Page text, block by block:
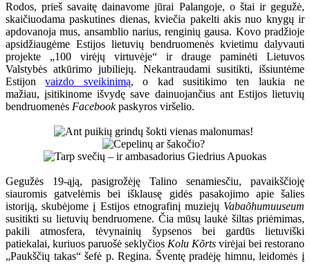
Rodos, prieš savaitę dainavome jūrai Palangoje, o štai ir gegužė,
skaičiuodama paskutines dienas, kviečia pakelti akis nuo knygų ir
apdovanoja mus, ansamblio narius, renginių gausa. Kovo pradžioje
apsidžiaugėme Estijos lietuvių bendruomenės kvietimu dalyvauti
projekte „100 virėjų virtuvėje“ ir drauge paminėti Lietuvos
Valstybės atkūrimo jubiliejų. Nekantraudami susitikti, išsiuntėme
Estijonvaizdo sveikinimą, o kad susitikimo ten laukia ne
mažiau, įsitikinome išvydę save dainuojančius ant Estijos lietuvių
bendruomenės Facebookpaskyros viršelio.
Gegužės 19-ąją, pasigrožėję Talino senamiesčiu, pavaikščioję
siauromis gatvelėmis bei išklausę gidės pasakojimo apie šalies
istoriją, skubėjome į Estijos etnografinį muziejų Vabaõhumuuseum
susitikti su lietuvių bendruomene. Čia mūsų laukė šiltas priėmimas,
pakili atmosfera, tėvynainių šypsenos bei gardūs lietuviški
patiekalai, kuriuos paruošė seklyčios Kolu Kõrts virėjai bei restorano
„Paukščių takas“ šefė p. Regina. Šventę pradėję himnu, leidomės į